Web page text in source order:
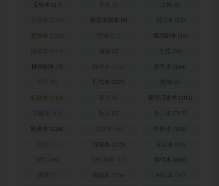
反转本 (17) 古风 (6)
密室逃脱本 (6) 对抗本 (33)
恐怖本 (221) 情感剧本 (14)
惊悚 (8) 推理 (30)
推理剧本 (7) 新手本 (164)
日式本 (107) 机制 (6)
机制本 (313) 架空历史本 (102)
欢乐 (8) 欢乐本 (317)
欧美本 (124) 民国本 (103)
沉浸本 (175) 玄幻本 (44)
现代 (16) 现代本 (689)
硬核本 (286) 科幻本 (34)